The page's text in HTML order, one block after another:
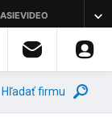
Hľadať firmu